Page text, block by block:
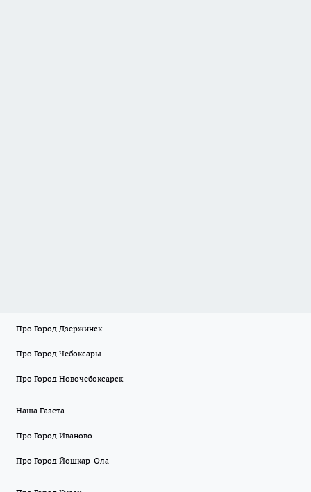
Про Город Дзержинск
Про Город Чебоксары
Про Город Новочебоксарск
Наша Газета
Про Город Иваново
Про Город Йошкар-Ола